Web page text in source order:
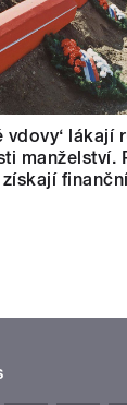
vdovy‘ lákají
manželství.